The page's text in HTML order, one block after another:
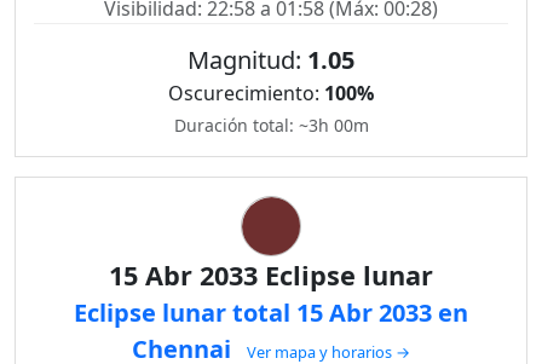
Visibilidad: 22:58 a 01:58 (Máx: 00:28)
Magnitud: 1.05
Oscurecimiento: 100%
Duración total: ~3h 00m
15 Abr 2033 Eclipse lunar
Eclipse lunar total 15 Abr 2033 en
Chennai
Ver mapa y horarios →